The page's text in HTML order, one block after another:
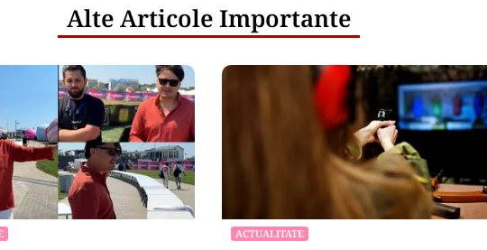
Alte Articole Importante
ACTUALITATE